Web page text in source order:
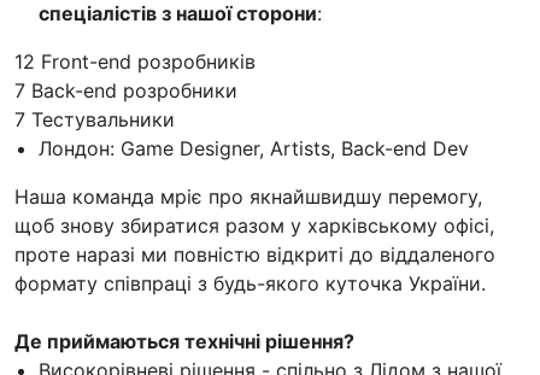
спеціалістів з нашої сторони:
12 Front-end розробників
7 Back-end розробники
7 Тестувальники
Лондон: Game Designer, Artists, Back-end Dev
Наша команда мріє про якнайшвидшу перемогу,
щоб знову збиратися разом у харківському офісі,
проте наразі ми повністю відкриті до віддаленого
формату співпраці з будь-якого куточка України.
Де приймаються технічні рішення?